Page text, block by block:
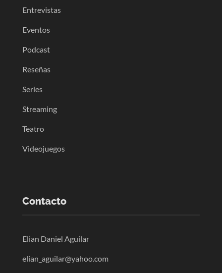
Entrevistas
Eventos
Podcast
Reseñas
Series
Streaming
Teatro
Videojuegos
Contacto
Elian Daniel Aguilar
elian_aguilar@yahoo.com